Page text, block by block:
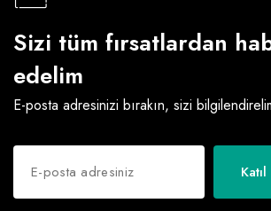
Sizi tüm fırsatlardan
edelim
E-posta adresinizi bırakın, sizi
Katıl